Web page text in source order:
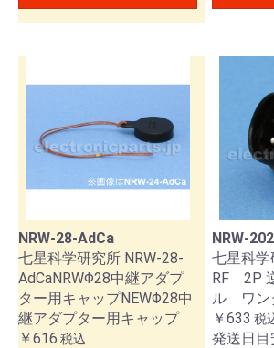
NRW-28-AdCa
七星科学研究所 NRW-28-
AdCaNRWΦ28中継アダプ
ター用キャップNEWΦ28中
継アダプター用キャップ
￥616 税込
NRW-
七星科学
RF 2P
ル ワン
￥633 税
発送日目